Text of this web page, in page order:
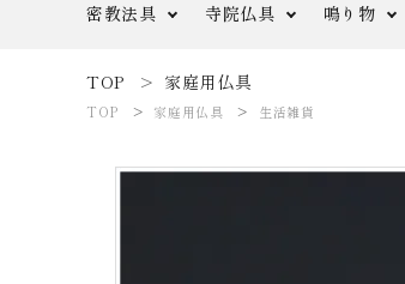
密教法具 寺院仏具
払子・如意・笏・手
鳴り物
その
TOP 家庭用仏具
TOP 家庭用仏具 生活雑貨